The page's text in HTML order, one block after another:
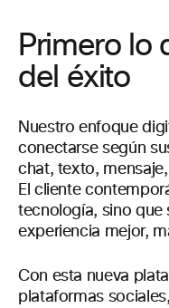
Primero lo
del éxito
Nuestro enfoque
conectarse según
chat, texto,
El cliente
tecnología, sino que
experiencia mejor,
Con esta nueva
plataformas